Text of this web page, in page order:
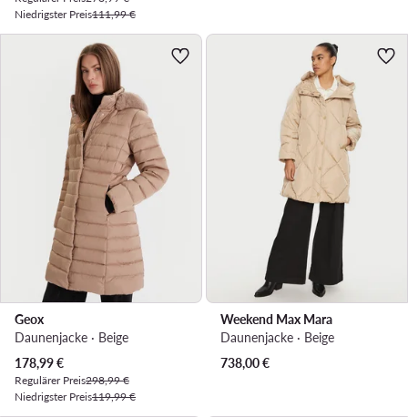
Niedrigster Preis111,99 €
Geox
Daunenjacke · Beige
Aktueller Preis
178,99€
Regulärer Preis298,99 €
Niedrigster Preis119,99 €
Weekend Max Mara
Daunenjacke · Beige
738,00€